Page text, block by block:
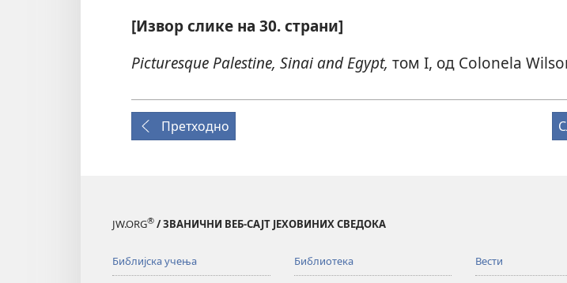
[Извор слике на 30. страни]
Picturesque Palestine, Sinai and Egypt, том I, од Colonela
Претходно
JW.ORG® / ЗВАНИЧНИ ВЕБ-САЈТ ЈЕХОВИНИХ СВЕДОКА
Библијска учења Библиотека Вести